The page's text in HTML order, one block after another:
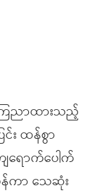
ေညာထားသည့်
င်း ထန်စွာ
ျရောက်ပေါက်
ကာ သေဆုံး